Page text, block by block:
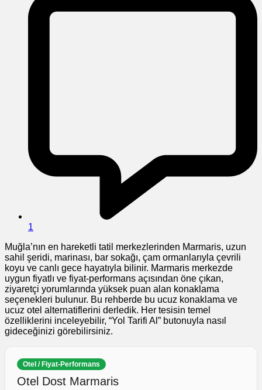
1
Muğla’nın en hareketli tatil merkezlerinden Marmaris, uzun
sahil şeridi, marinası, bar sokağı, çam ormanlarıyla çevrili
koyu ve canlı gece hayatıyla bilinir. Marmaris merkezde
uygun fiyatlı ve fiyat-performans açısından öne çıkan,
ziyaretçi yorumlarında yüksek puan alan konaklama
seçenekleri bulunur. Bu rehberde bu ucuz konaklama ve
ucuz otel alternatiflerini derledik. Her tesisin temel
özelliklerini inceleyebilir, “Yol Tarifi Al” butonuyla nasıl
gideceğinizi görebilirsiniz.
Otel / Fiyat-Performans
Otel Dost Marmaris